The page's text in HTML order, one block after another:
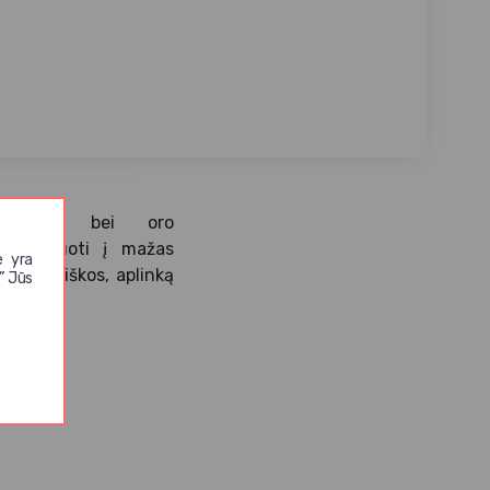
yra
Jūs
bei oro
montuoti į mažas
aplinką